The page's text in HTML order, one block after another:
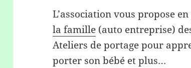
L’association vous propose
la famille (auto entreprise)
Ateliers de portage pour
porter son bébé et plus…